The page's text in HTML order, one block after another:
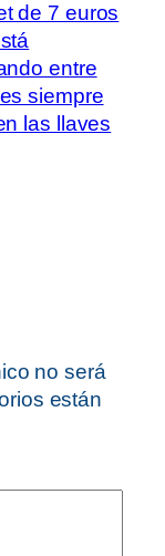
de 7 euros
entre
siempre
las llaves
no será
están